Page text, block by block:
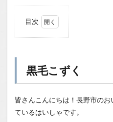
目次
1.0.1
れ家。
ノスタ
黒毛こずく
皆さんこんにちは！長野市の
ているはいしゃです。